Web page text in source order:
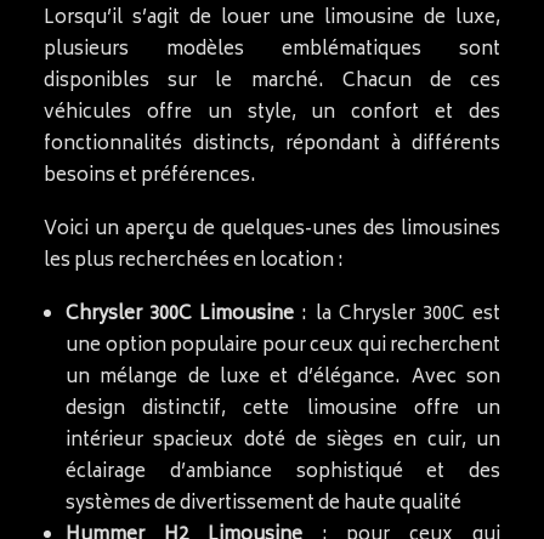
Lorsqu’il s’agit de louer une limousine de luxe,
plusieurs modèles emblématiques sont
disponibles sur le marché. Chacun de ces
véhicules offre un style, un confort et des
fonctionnalités distincts, répondant à différents
besoins et préférences.
Voici un aperçu de quelques-unes des limousines
les plus recherchées en location :
Chrysler 300C Limousine : la Chrysler 300C est
une option populaire pour ceux qui recherchent
un mélange de luxe et d’élégance. Avec son
design distinctif, cette limousine offre un
intérieur spacieux doté de sièges en cuir, un
éclairage d’ambiance sophistiqué et des
systèmes de divertissement de haute qualité